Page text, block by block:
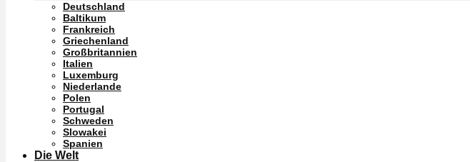
Deutschland
Baltikum
Frankreich
Griechenland
Großbritannien
Italien
Luxemburg
Niederlande
Polen
Portugal
Schweden
Slowakei
Spanien
Die Welt